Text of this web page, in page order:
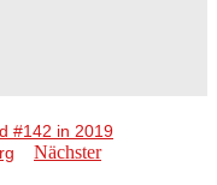
#142 in 2019
Nächster